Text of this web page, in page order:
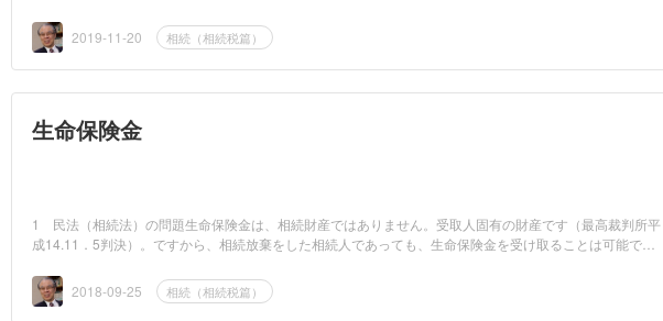
2019-11-20
相続（相続税篇）
生命保険金
1 民法（相続法）の問題生命保険金は、相続財産ではありません。受取人固有の財産です（最高裁判所平
成14.11．5判決）。ですから、相続放棄をした相続人であっても、生命保険金を受け取ることは可能で
2018-09-25
相続（相続税篇）